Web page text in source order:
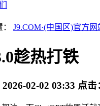
J9.COM·(中国区)官方网
趁热打铁
2026-02-02 03:33 点击